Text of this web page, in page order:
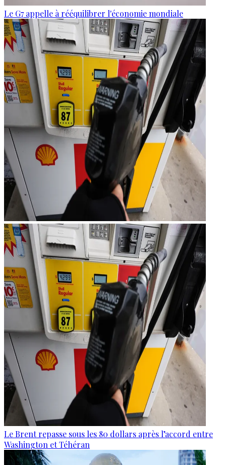
Le G7 appelle à rééquilibrer l'économie mondiale
Le Brent repasse sous les 80 dollars après l’accord entre
Washington et Téhéran